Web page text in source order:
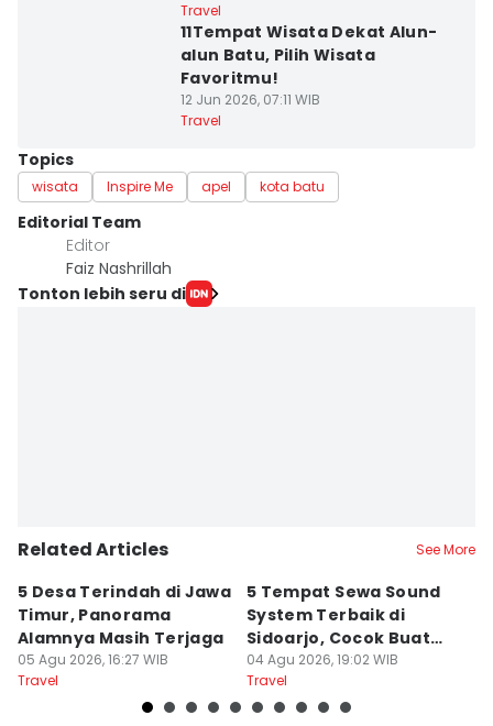
Travel
11Tempat Wisata Dekat Alun-
alun Batu, Pilih Wisata
Favoritmu!
12 Jun 2026, 07:11 WIB
Travel
Topics
wisata Inspire Me apel kota batu
Editorial Team
Editor
Faiz Nashrillah
Tonton lebih seru di
Related Articles See More
5 Desa Terindah di Jawa
Timur, Panorama
Alamnya Masih Terjaga
05 Agu 2026, 16:27 WIB
Travel
5 Tempat Sewa Sound
System Terbaik di
Sidoarjo, Cocok Buat
Agustusan
04 Agu 2026, 19:02 WIB
Travel